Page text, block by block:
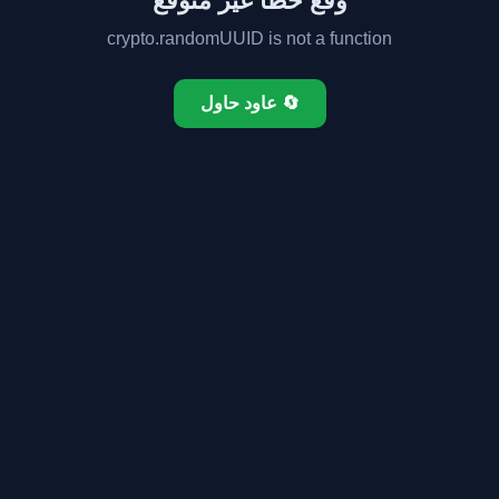
crypto.randomUUID is not a function
🔄 عاود حاول